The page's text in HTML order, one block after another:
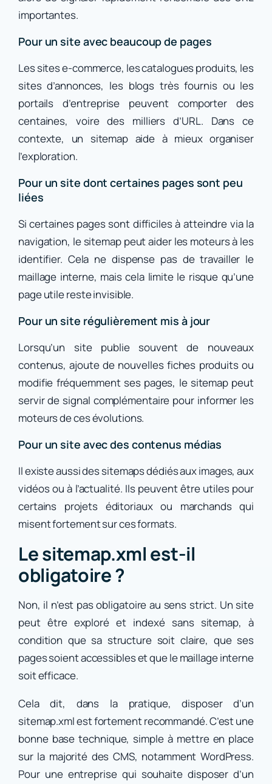
importantes.
Pour un site avec beaucoup de pages
Les sites e-commerce, les catalogues produits, les
sites d’annonces, les blogs très fournis ou les
portails d’entreprise peuvent comporter des
centaines, voire des milliers d’URL. Dans ce
contexte, un sitemap aide à mieux organiser
l’exploration.
Pour un site dont certaines pages sont peu
liées
Si certaines pages sont difficiles à atteindre via la
navigation, le sitemap peut aider les moteurs à les
identifier. Cela ne dispense pas de travailler le
maillage interne, mais cela limite le risque qu’une
page utile reste invisible.
Pour un site régulièrement mis à jour
Lorsqu’un site publie souvent de nouveaux
contenus, ajoute de nouvelles fiches produits ou
modifie fréquemment ses pages, le sitemap peut
servir de signal complémentaire pour informer les
moteurs de ces évolutions.
Pour un site avec des contenus médias
Il existe aussi des sitemaps dédiés aux images, aux
vidéos ou à l’actualité. Ils peuvent être utiles pour
certains projets éditoriaux ou marchands qui
misent fortement sur ces formats.
Le sitemap.xml est-il
obligatoire ?
Non, il n’est pas obligatoire au sens strict. Un site
peut être exploré et indexé sans sitemap, à
condition que sa structure soit claire, que ses
pages soient accessibles et que le maillage interne
soit efficace.
Cela dit, dans la pratique, disposer d’un
sitemap.xml est fortement recommandé. C’est une
bonne base technique, simple à mettre en place
sur la majorité des CMS, notamment WordPress.
Pour une entreprise qui souhaite disposer d’un